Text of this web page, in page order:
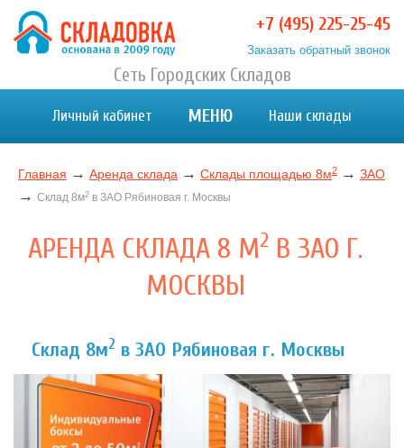
Хранение вещей в Москве и МО. Склад временного
Хранение вещей в Москве и МО. Склад временного хранения. Складовка
+7 (495) 225-25-45
Заказать обратный звонок
Сеть Городских Складов
Личный кабинет МЕНЮ Наши склады
Главная → Аренда склада → Склады площадью 8м2 → ЗАО
→ Склад 8м2 в ЗАО Рябиновая г. Москвы
АРЕНДА СКЛАДА 8 М2 В ЗАО Г.
МОСКВЫ
Склад 8м2 в ЗАО Рябиновая г. Москвы